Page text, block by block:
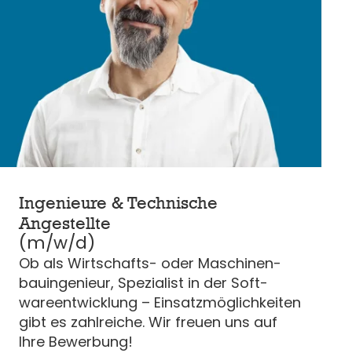
Ingenieure & Technische
Angestellte
(m/w/d)
Ob als Wirtschafts- oder Maschi­nen­
bau­in­ge­nieur, Spezia­list in der Soft­
ware­ent­wicklung – Einsatz­mög­lich­keiten
gibt es zahlreiche. Wir freuen uns auf
Ihre Bewerbung!